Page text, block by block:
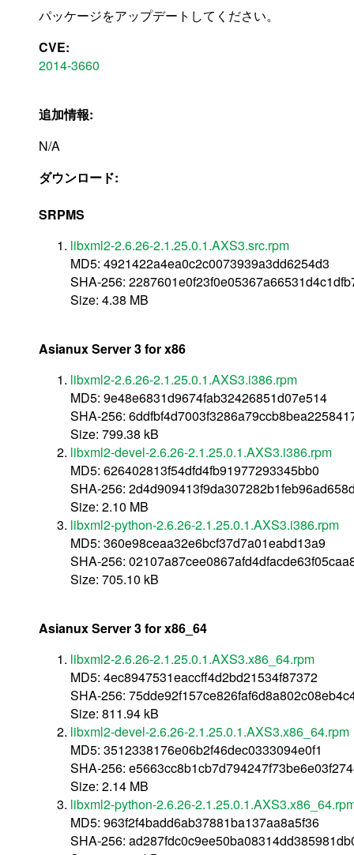
パッケージをアップデートしてください。
CVE:
2014-3660
追加情報:
N/A
ダウンロード:
SRPMS
libxml2-2.6.26-2.1.25.0.1.AXS3.src.rpm
MD5: 4921422a4ea0c2c0073939a3dd6254d3
SHA-256:
Size: 4.38 MB
Asianux Server 3 for x86
libxml2-2.6.26-2.1.25.0.1.AXS3.i386.rpm
MD5: 9e48e6831d9674fab32426851d07e514
SHA-256:
Size: 799.38 kB
libxml2-devel-2.6.26-2.1.25.0.1.AXS3.i386.rpm
MD5: 626402813f54dfd4fb91977293345bb0
SHA-256:
Size: 2.10 MB
libxml2-python-2.6.26-2.1.25.0.1.AXS3.i386.rpm
MD5: 360e98ceaa32e6bcf37d7a01eabd13a9
SHA-256:
Size: 705.10 kB
Asianux Server 3 for x86_64
libxml2-2.6.26-2.1.25.0.1.AXS3.x86_64.rpm
MD5: 4ec8947531eaccff4d2bd21534f87372
SHA-256:
Size: 811.94 kB
libxml2-devel-2.6.26-2.1.25.0.1.AXS3.x86_64.rpm
MD5: 3512338176e06b2f46dec0333094e0f1
SHA-256:
Size: 2.14 MB
libxml2-python-2.6.26-
MD5: 963f2f4badd6ab37881ba137aa8a5f36
SHA-256: